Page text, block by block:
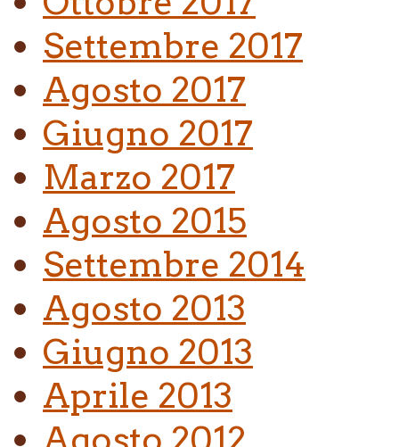
Settembre 2017
Agosto 2017
Giugno 2017
Marzo 2017
Agosto 2015
Settembre 2014
Agosto 2013
Giugno 2013
Aprile 2013